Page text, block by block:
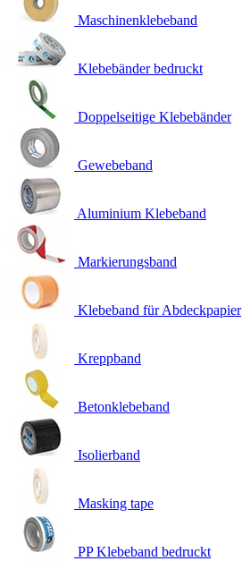
Maschinenklebeband
Klebebänder bedruckt
Doppelseitige Klebebänder
Gewebeband
Aluminium Klebeband
Markierungsband
Klebeband für Abdeckpapier
Kreppband
Betonklebeband
Isolierband
Masking tape
PP Klebeband bedruckt